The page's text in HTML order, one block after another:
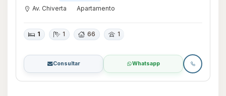
Av. Chiverta Apartamento
1 1 66 1
Consultar Whatsapp